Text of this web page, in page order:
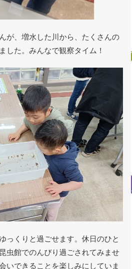
が、増水した川から、たくさんの
した。みんなで観察タイム！
っくりと過ごせます。休日のひと
虫館でのんびり過ごされてみませ
いできることを楽しみにしていま